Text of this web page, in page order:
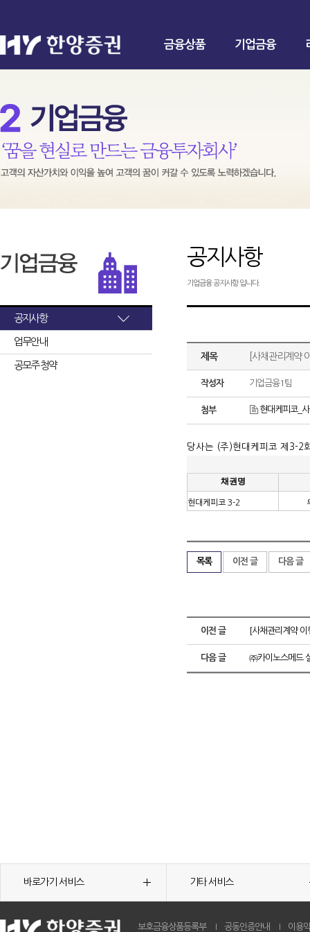
금융상품 기업금융
공지사항
업무안내
공모주 청약
공지사항
기업금융 공지사항 입니다.
제목 [사채관리계약
작성자 기업금융1팀
첨부 현대케피코_
당사는 (주 )현대케피코 제 3-2
채권명
현대케피코 3-2
목록 이전 글 다음 글
이전 글 [사채관리계약
다음 글 ㈜카이노스메드
바로가기 서비스 기타 서비스
보호금융상품등록부 공동인증안내 이용